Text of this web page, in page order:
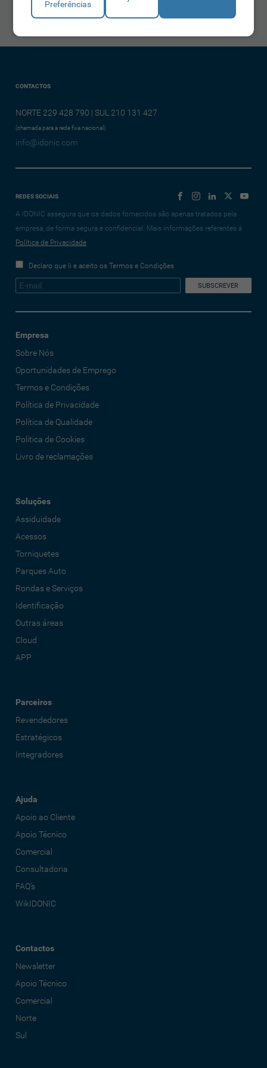
CONTACTOS
NORTE 229 428 790 | SUL 210 131 427
(chamada para a rede fixa nacional)
info@idonic.com
REDES SOCIAIS
A IDONIC assegura que os dados fornecidos são apenas tratados pela
empresa, de forma segura e confidencial. Mais informações referentes à
Política de Privacidade
Declaro que li e aceito os Termos e Condições
Empresa
Sobre Nós
Oportunidades de Emprego
Termos e Condições
Política de Privacidade
Política de Qualidade
Política de Cookies
Livro de reclamações
Soluções
Assiduidade
Acessos
Torniquetes
Parques Auto
Rondas e Serviços
Identificação
Outras áreas
Cloud
APP
Parceiros
Revendedores
Estratégicos
Integradores
Ajuda
Apoio ao Cliente
Apoio Técnico
Comercial
Consultadoria
FAQ's
WikIDONIC
Contactos
Newsletter
Apoio Técnico
Comercial
Norte
Sul
Preferências